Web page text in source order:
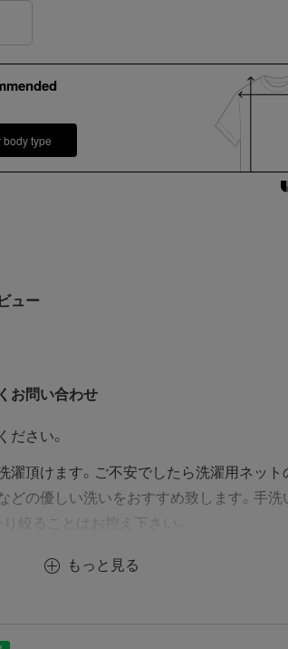
body type
ュー
お問い合わせ
ださい。
濯頂けます。ご不安でしたら洗濯用ネット
どの優しい洗いをおすすめ致します。手洗
絞ることはお控え下さい。
もっと見る